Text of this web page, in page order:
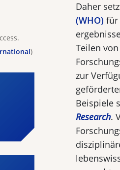
)
Daher
(WHO) für
Teilen
zur
Beispiele
Research.